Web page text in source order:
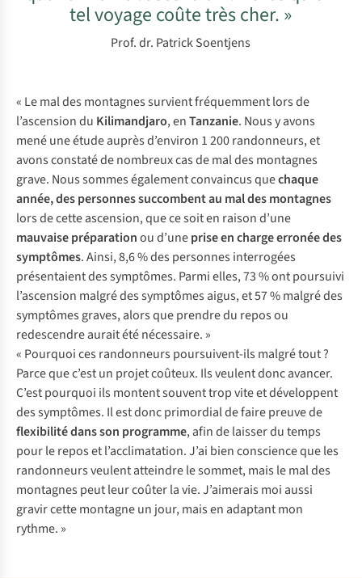
tel voyage coûte très cher. »
Prof. dr. Patrick Soentjens
« Le mal des montagnes survient fréquemment lors de
l’ascension du Kilimandjaro, enTanzanie. Nous y avons
mené une étude auprès d’environ 1 200 randonneurs, et
avons constaté de nombreux cas de mal des montagnes
grave. Nous sommes également convaincus quechaque
année, des personnes succombent au mal des montagnes
lors de cette ascension, que ce soit en raison d’une
mauvaise préparationou d’uneprise en charge erronée des
symptômes. Ainsi, 8,6 % des personnes interrogées
présentaient des symptômes. Parmi elles, 73 % ont poursuivi
l’ascension malgré des symptômes aigus, et 57 % malgré des
symptômes graves, alors que prendre du repos ou
redescendre aurait été nécessaire. »
« Pourquoi ces randonneurs poursuivent-ils malgré tout ?
Parce que c’est un projet coûteux. Ils veulent donc avancer.
C’est pourquoi ils montent souvent trop vite et développent
des symptômes. Il est donc primordial de faire preuve de
flexibilité dans son programme, afin de laisser du temps
pour le repos et l’acclimatation. J’ai bien conscience que les
randonneurs veulent atteindre le sommet, mais le mal des
montagnes peut leur coûter la vie. J’aimerais moi aussi
gravir cette montagne un jour, mais en adaptant mon
rythme. »